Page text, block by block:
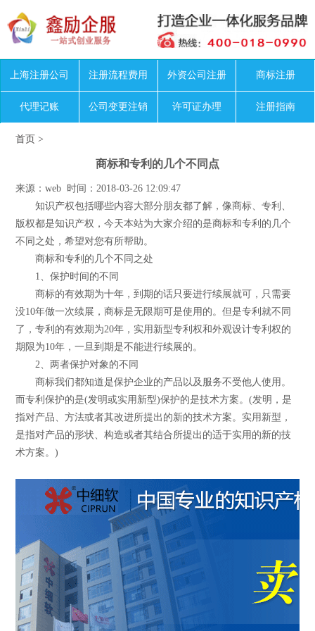
上海注册公司 注册流程费用 外资公司注册 商标注册
代理记账 公司变更注销 许可证办理 注册指南
首页 >
商标和专利的几个不同点
来源：web 时间：2018-03-26 12:09:47
知识产权包括哪些内容大部分朋友都了解，像商标、专利、
版权都是知识产权，今天本站为大家介绍的是商标和专利的几个
不同之处，希望对您有所帮助。
商标和专利的几个不同之处
1、保护时间的不同
商标的有效期为十年，到期的话只要进行续展就可，只需要
没10年做一次续展，商标是无限期可是使用的。但是专利就不同
了，专利的有效期为20年，实用新型专利权和外观设计专利权的
期限为10年，一旦到期是不能进行续展的。
2、两者保护对象的不同
商标我们都知道是保护企业的产品以及服务不受他人使用。
而专利保护的是(发明或实用新型)保护的是技术方案。(发明，是
指对产品、方法或者其改进所提出的新的技术方案。实用新型，
是指对产品的形状、构造或者其结合所提出的适于实用的新的技
术方案。)